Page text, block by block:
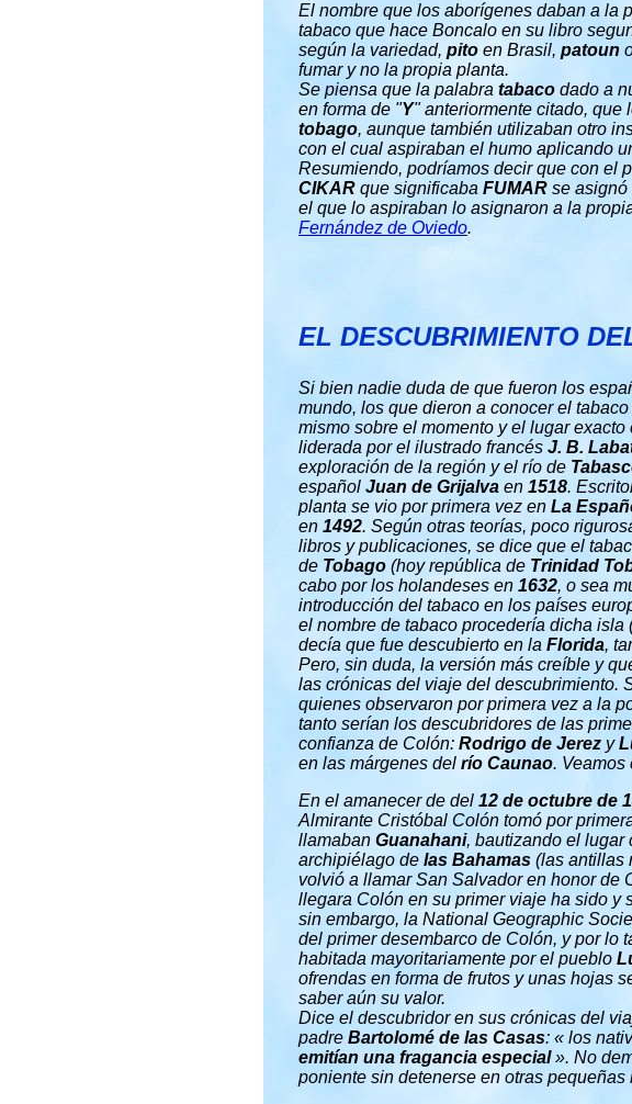
El nombre que los aborígenes daban a la
tabaco que hace Boncalo en su libro
según la variedad, pito en Brasil, patoun
fumar y no la propia planta.
Se piensa que la palabra tabaco dado a
en forma de "Y" anteriormente citado, que
tobago, aunque también utilizaban otro
con el cual aspiraban el humo aplicando
Resumiendo, podríamos decir que con el
CIKAR que significaba FUMAR se asignó
el que lo aspiraban lo asignaron a la
Fernández de Oviedo.
EL DESCUBRIMIENTO
Si bien nadie duda de que fueron los
mundo, los que dieron a conocer el
mismo sobre el momento y el lugar
liderada por el ilustrado francés J. B.
exploración de la región y el río de
español Juan de Grijalva en 1518.
planta se vio por primera vez en La
en 1492. Según otras teorías, poco
libros y publicaciones, se dice que el
de Tobago (hoy república de Trinidad
cabo por los holandeses en 1632, o sea
introducción del tabaco en los países
el nombre de tabaco procedería dicha
decía que fue descubierto en la Florida,
Pero, sin duda, la versión más creíble y
las crónicas del viaje del descubrimiento.
quienes observaron por primera vez a la
tanto serían los descubridores de las
confianza de Colón: Rodrigo de Jerez y
en las márgenes del río Caunao. Veamos
En el amanecer de del 12 de octubre de
Almirante Cristóbal Colón tomó por
llamaban Guanahani, bautizando el lugar
archipiélago de las Bahamas (las antillas
volvió a llamar San Salvador en honor de
llegara Colón en su primer viaje ha sido y
sin embargo, la National Geographic
del primer desembarco de Colón, y por lo
habitada mayoritariamente por el pueblo
ofrendas en forma de frutos y unas hojas
saber aún su valor.
Dice el descubridor en sus crónicas del
padre Bartolomé de las Casas: « los
emitían una fragancia especial». No
poniente sin detenerse en otras pequeñas